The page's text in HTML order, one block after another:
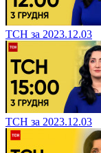
ТСН за 2023.12.03
ТСН за 2023.12.03